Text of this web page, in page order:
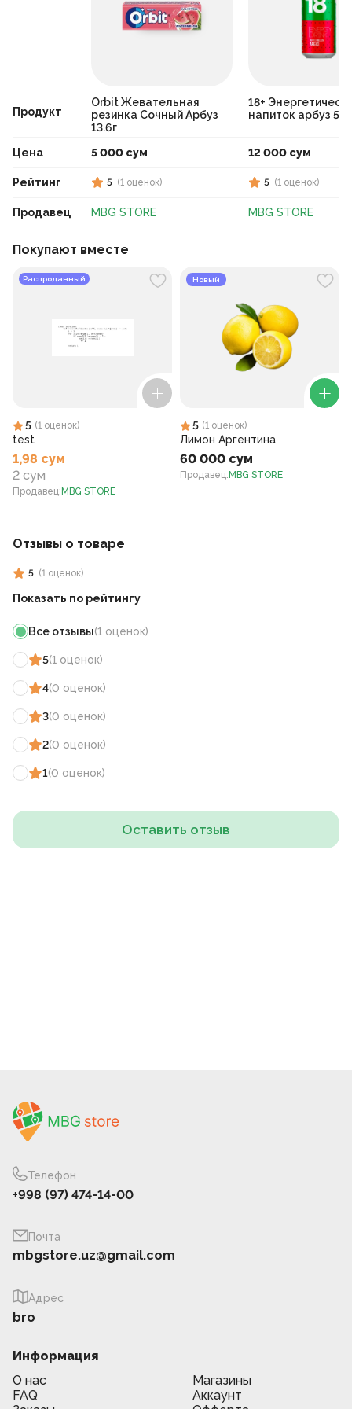
Продукт
Цена
Рейтинг
Продавец
Orbit Жевательная
резинка Сочный Арбуз
13.6г
5 000 сум
5 (1 оценок)
MBG STORE
18+
напиток арбуз
12 000 сум
5 (1 оценок)
MBG STORE
Покупают вместе
Распроданный
5 (1 оценок)
test
1,98 сум
2 сум
Продавец: MBG STORE
Новый
5 (1 оценок)
Лимон Аргентина
60 000 сум
Продавец: MBG STORE
Отзывы о товаре
5 (1 оценок)
Показать по рейтингу
Все отзывы(1 оценок)
5(1 оценок)
4(0 оценок)
3(0 оценок)
2(0 оценок)
1(0 оценок)
Оставить отзыв
Телефон
+998 (97) 474-14-00
Почта
mbgstore.uz@gmail.com
Адрес
bro
Информация
О нас
Магазины
FAQ
Аккаунт